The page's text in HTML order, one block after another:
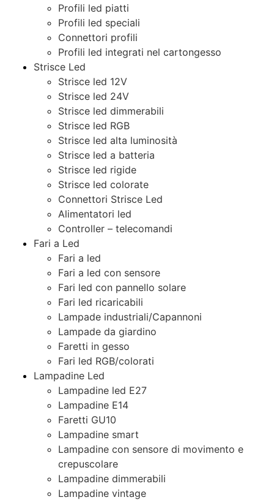
Profili led piatti
Profili led speciali
Connettori profili
Profili led integrati nel cartongesso
Strisce Led
Strisce led 12V
Strisce led 24V
Strisce led dimmerabili
Strisce led RGB
Strisce led alta luminosità
Strisce led a batteria
Strisce led rigide
Strisce led colorate
Connettori Strisce Led
Alimentatori led
Controller – telecomandi
Fari a Led
Fari a led
Fari a led con sensore
Fari led con pannello solare
Fari led ricaricabili
Lampade industriali/Capannoni
Lampade da giardino
Faretti in gesso
Fari led RGB/colorati
Lampadine Led
Lampadine led E27
Lampadine E14
Faretti GU10
Lampadine smart
Lampadine con sensore di movimento e
crepuscolare
Lampadine dimmerabili
Lampadine vintage